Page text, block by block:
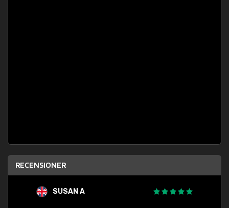
RECENSIONER
SUSAN A